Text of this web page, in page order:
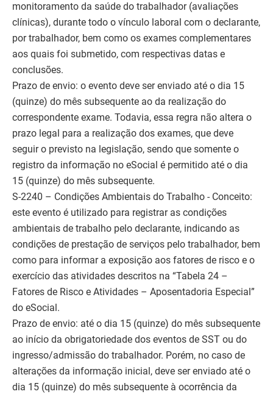
monitoramento da saúde do trabalhador (avaliações
clínicas), durante todo o vínculo laboral com o declarante,
por trabalhador, bem como os exames complementares
aos quais foi submetido, com respectivas datas e
conclusões.
Prazo de envio: o evento deve ser enviado até o dia 15
(quinze) do mês subsequente ao da realização do
correspondente exame. Todavia, essa regra não altera o
prazo legal para a realização dos exames, que deve
seguir o previsto na legislação, sendo que somente o
registro da informação no eSocial é permitido até o dia
15 (quinze) do mês subsequente.
S-2240 – Condições Ambientais do Trabalho - Conceito:
este evento é utilizado para registrar as condições
ambientais de trabalho pelo declarante, indicando as
condições de prestação de serviços pelo trabalhador, bem
como para informar a exposição aos fatores de risco e o
exercício das atividades descritos na “Tabela 24 –
Fatores de Risco e Atividades – Aposentadoria Especial”
do eSocial.
Prazo de envio: até o dia 15 (quinze) do mês subsequente
ao início da obrigatoriedade dos eventos de SST ou do
ingresso/admissão do trabalhador. Porém, no caso de
alterações da informação inicial, deve ser enviado até o
dia 15 (quinze) do mês subsequente à ocorrência da